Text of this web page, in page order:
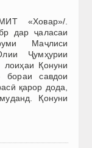
«Ховар»/.
дар ҷаласаи
Маҷлиси
Ҷумҳурии
Қонуни
бораи савдои
қарор дода,
Қонуни